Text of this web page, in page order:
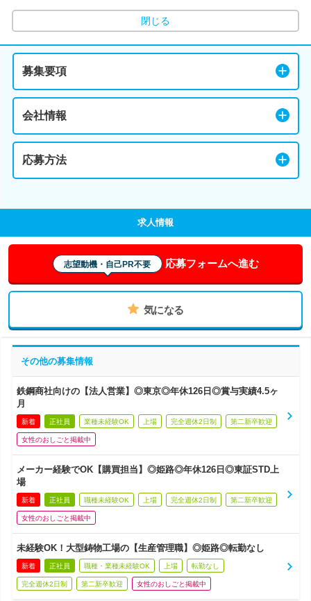
閉じる
募集要項
会社情報
応募方法
求人情報
志望動機・自己PR不要 応募フォームへ進む
気になる
その他の募集情報
鉄鋼商社向けの【法人営業】◎東京◎年休126日◎賞与実績4.5ヶ
月
新着 正社員 業種未経験OK 上場 完全週休2日制 第二新卒歓迎
女性のおしごと掲載中
メーカー経験でOK【購買担当】◎姫路◎年休126日◎東証STD上
場
新着 正社員 職種未経験OK 上場 完全週休2日制 第二新卒歓迎
女性のおしごと掲載中
未経験OK！大型鋳物工場の【生産管理職】◎姫路◎転勤なし
新着 正社員 職種・業種未経験OK 上場 転勤なし
完全週休2日制 第二新卒歓迎 女性のおしごと掲載中